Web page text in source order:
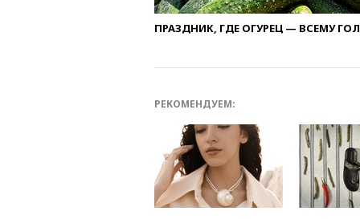
ПРАЗДНИК, ГДЕ ОГУРЕЦ — ВСЕМУ
РЕКОМЕНДУЕМ: